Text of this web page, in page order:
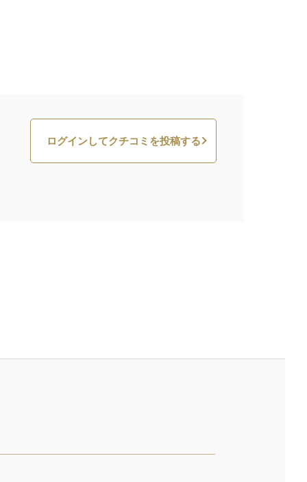
ログインしてクチコミを投稿する